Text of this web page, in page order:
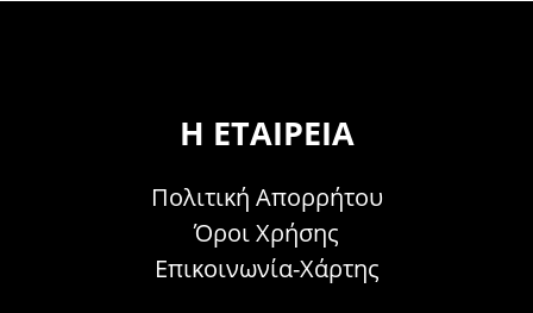
Η ΕΤΑΙΡΕΊΑ
Πολιτική Απορρήτου
Όροι Χρήσης
Επικοινωνία-Χάρτης